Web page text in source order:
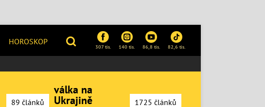
HOROSKOP
307 tis. 140 tis. 86,8 tis. 82,6 tis.
89 článků
válka na
Ukrajině 1725 článků